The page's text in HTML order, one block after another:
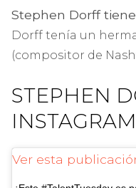
Stephen Dorff
Dorff tenía un
(compositor de
STEPHEN
INSTAGRAM
Ver esta